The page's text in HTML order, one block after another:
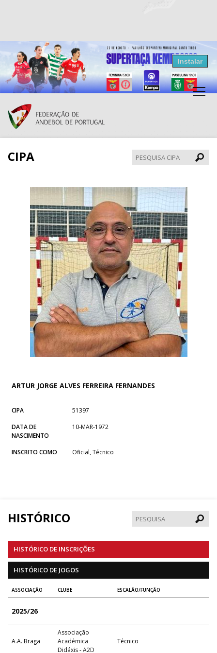
Resultados Andebol
Federação de Andebol de Portugal
Grátis - Disponivel na Play Store
Instalar
CIPA
CIPA
ARTUR JORGE ALVES FERREIRA FERNANDES
CIPA
51397
DATA DE
NASCIMENTO
10-MAR-1972
INSCRITO COMO Oficial, Técnico
HISTÓRICO
HISTÓRICO DE INSCRIÇÕES
HISTÓRICO DE JOGOS
ASSOCIAÇÃO CLUBE ESCALÃO/FUNÇÃO
2025/26
A.A. Braga
Associação
Académica
Didáxis - A2D
Técnico